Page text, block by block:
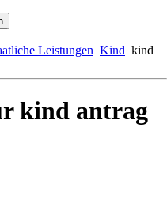
Leistungen Kind kind
kind antrag